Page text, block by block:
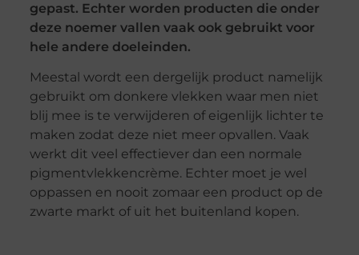
gepast. Echter worden producten die onder
deze noemer vallen vaak ook gebruikt voor
hele andere doeleinden.
Meestal wordt een dergelijk product namelijk
gebruikt om donkere vlekken waar men niet
blij mee is te verwijderen of eigenlijk lichter te
maken zodat deze niet meer opvallen. Vaak
werkt dit veel effectiever dan een normale
pigmentvlekkencrème. Echter moet je wel
oppassen en nooit zomaar een product op de
zwarte markt of uit het buitenland kopen.